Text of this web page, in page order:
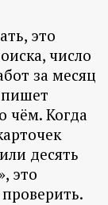
это
число
за месяц
пишет
чём. Когда
десять
это